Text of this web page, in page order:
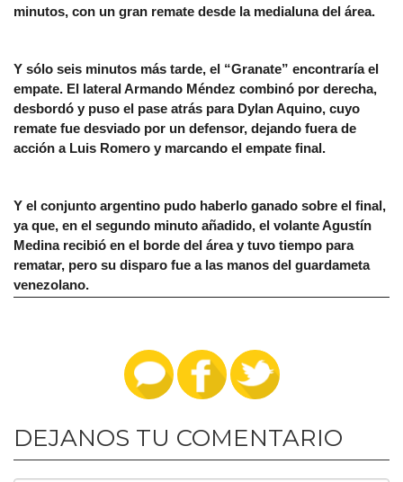
minutos, con un gran remate desde la medialuna del área.
Y sólo seis minutos más tarde, el “Granate” encontraría el
empate. El lateral Armando Méndez combinó por derecha,
desbordó y puso el pase atrás para Dylan Aquino, cuyo
remate fue desviado por un defensor, dejando fuera de
acción a Luis Romero y marcando el empate final.
Y el conjunto argentino pudo haberlo ganado sobre el final,
ya que, en el segundo minuto añadido, el volante Agustín
Medina recibió en el borde del área y tuvo tiempo para
rematar, pero su disparo fue a las manos del guardameta
venezolano.
DEJANOS TU COMENTARIO